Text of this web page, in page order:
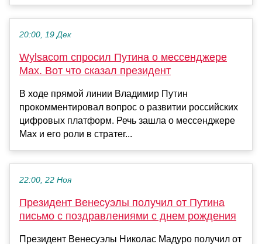
20:00, 19 Дек
Wylsacom спросил Путина о мессенджере
Max. Вот что сказал президент
В ходе прямой линии Владимир Путин
прокомментировал вопрос о развитии российских
цифровых платформ. Речь зашла о мессенджере
Max и его роли в стратег...
22:00, 22 Ноя
Президент Венесуэлы получил от Путина
письмо с поздравлениями с днем рождения
Президент Венесуэлы Николас Мадуро получил от